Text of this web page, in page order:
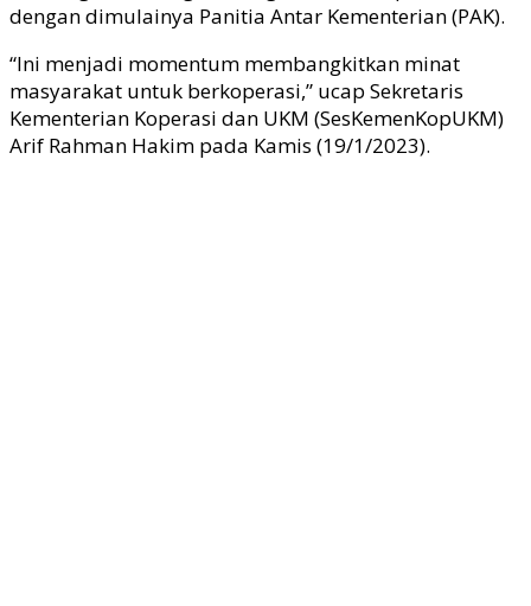
dengan dimulainya Panitia Antar Kementerian (PAK).
“Ini menjadi momentum membangkitkan minat
masyarakat untuk berkoperasi,” ucap Sekretaris
Kementerian Koperasi dan UKM (SesKemenKopUKM)
Arif Rahman Hakim pada Kamis (19/1/2023).